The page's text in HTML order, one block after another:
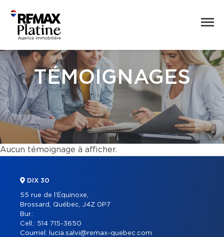
TÉMOIGNAGES
Aucun témoignage à afficher.
DIX 30
55 rue de l'Équinoxe,
Brossard, Québec, J4Z 0P7
Bur.:
Cell.: 514 715-3650
Courriel:
lucia.salvi@remax-quebec.com